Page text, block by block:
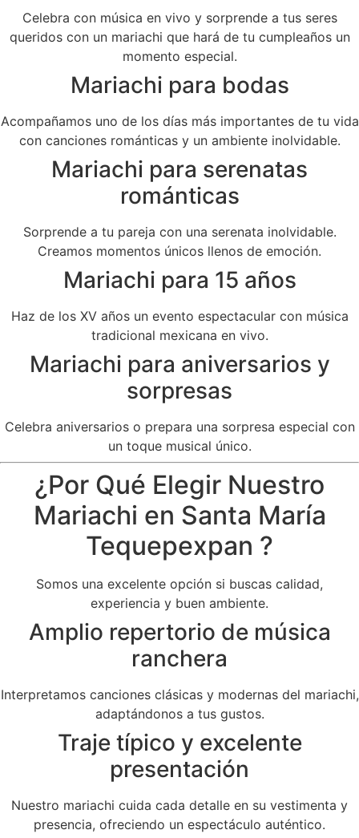
Celebra con música en vivo y sorprende a tus seres
queridos con un mariachi que hará de tu cumpleaños un
momento especial.
Mariachi para bodas
Acompañamos uno de los días más importantes de tu vida
con canciones románticas y un ambiente inolvidable.
Mariachi para serenatas
románticas
Sorprende a tu pareja con una serenata inolvidable.
Creamos momentos únicos llenos de emoción.
Mariachi para 15 años
Haz de los XV años un evento espectacular con música
tradicional mexicana en vivo.
Mariachi para aniversarios y
sorpresas
Celebra aniversarios o prepara una sorpresa especial con
un toque musical único.
¿Por Qué Elegir Nuestro
Mariachi en Santa María
Tequepexpan ?
Somos una excelente opción si buscas calidad,
experiencia y buen ambiente.
Amplio repertorio de música
ranchera
Interpretamos canciones clásicas y modernas del mariachi,
adaptándonos a tus gustos.
Traje típico y excelente
presentación
Nuestro mariachi cuida cada detalle en su vestimenta y
presencia, ofreciendo un espectáculo auténtico.